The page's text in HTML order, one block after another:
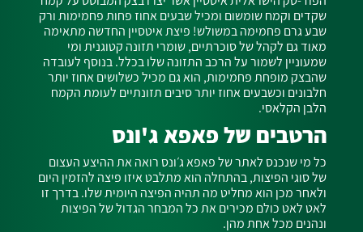
שקדים וקמח שומשום ומכיל שבעים אחוז פחות פחמימות ורק
שבע גרם פחמימה במשולש! פיצת איטסיין החדשה מתאימה
מאוד גם לקהל של סוכרתיים, שומרי תזונה קטוגנית ומי
שמעוניין לשמור על הרכב התזונה שלו בכלל. בנוסף לעובדה
שהבצק מופחת פחמימות, הוא גם מכיל כשלושים אחוז יותר
חלבונים וכשבעים אחוז יותר סיבים תזונתיים לעומת הקמח
הלבן הקלאסי.
הרטבים של פאפא ג'ונס
כל מי שנכנס לאתר של פאפא ג׳ונס רואה את ההיצע העצום
של סוגי הפיצות, בהתחלה הוא מתלבט איזו פיצה להזמין היום
ולאחר מכן הוא מחליט מה תהיה הפיצה היומית שלו. בדרך זו
לאט לאט כולם מכירים את כל המבחר הגדול של הפיצות
ונהנים מכל אחת מהן.